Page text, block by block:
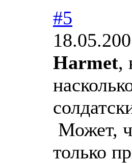
#5
Harmet,
Может,
только